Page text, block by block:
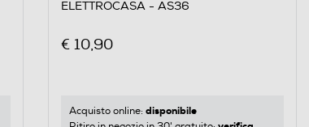
ELETTROCASA - AS36
€ 10,90
Acquisto online: disponibile